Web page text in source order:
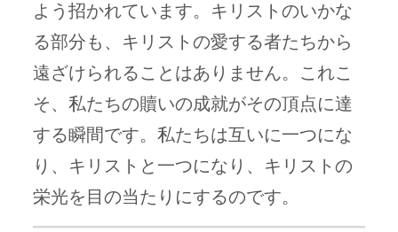
よう招かれています。キリストのいかな
る部分も、キリストの愛する者たちから
遠ざけられることはありません。これこ
そ、私たちの贖いの成就がその頂点に達
する瞬間です。私たちは互いに一つにな
り、キリストと一つになり、キリストの
栄光を目の当たりにするのです。